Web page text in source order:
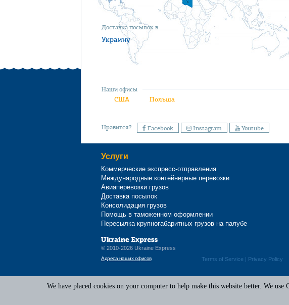
Доставка посылок в
Украину
Наши офисы
США Польша
Нравится? Facebook Instagram Youtube
Услуги
Коммерческие экспресс-отправления
Международные контейнерные перевозки
Авиаперевозки грузов
Доставка посылок
Консолидация грузов
Помощь в таможенном оформлении
Пересылка крупногабаритных грузов на палубе
Terms of Service | Privacy Policy
© 2010-2026 Ukraine Express
Адреса наших офисов
We have placed cookies on your computer to help make this website better. We